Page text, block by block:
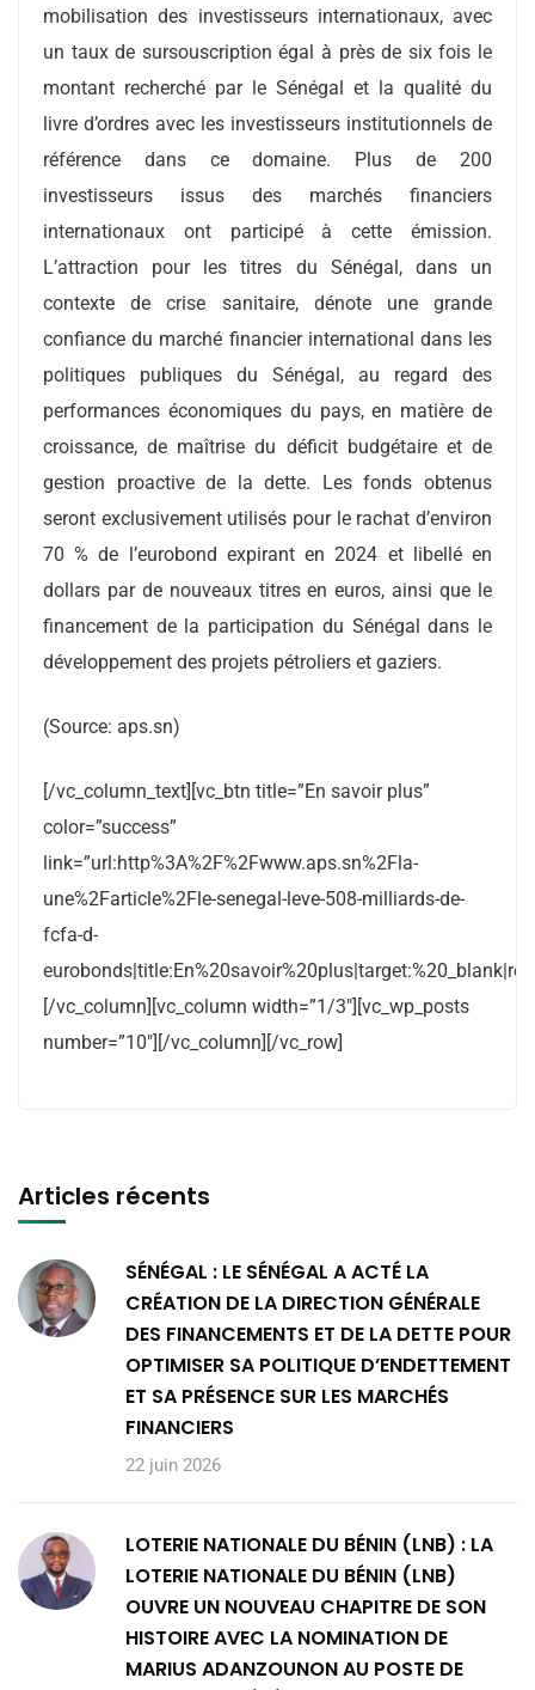
mobilisation des investisseurs internationaux, avec
un taux de sursouscription égal à près de six fois le
montant recherché par le Sénégal et la qualité du
livre d’ordres avec les investisseurs institutionnels de
référence dans ce domaine. Plus de 200
investisseurs issus des marchés financiers
internationaux ont participé à cette émission.
L’attraction pour les titres du Sénégal, dans un
contexte de crise sanitaire, dénote une grande
confiance du marché financier international dans les
politiques publiques du Sénégal, au regard des
performances économiques du pays, en matière de
croissance, de maîtrise du déficit budgétaire et de
gestion proactive de la dette. Les fonds obtenus
seront exclusivement utilisés pour le rachat d’environ
70 % de l’eurobond expirant en 2024 et libellé en
dollars par de nouveaux titres en euros, ainsi que le
financement de la participation du Sénégal dans le
développement des projets pétroliers et gaziers.
(Source: aps.sn)
[/vc_column_text][vc_btn title=”En savoir plus”
color=”success”
link=”url:http%3A%2F%2Fwww.aps.sn%2Fla-
une%2Farticle%2Fle-senegal-leve-508-milliards-de-
fcfa-d-
[/vc_column][vc_column width=”1/3″][vc_wp_posts
number=”10″][/vc_column][/vc_row]
Articles récents
SÉNÉGAL : LE SÉNÉGAL A ACTÉ LA
CRÉATION DE LA DIRECTION GÉNÉRALE
DES FINANCEMENTS ET DE LA DETTE POUR
OPTIMISER SA POLITIQUE D’ENDETTEMENT
ET SA PRÉSENCE SUR LES MARCHÉS
FINANCIERS
22 juin 2026
LOTERIE NATIONALE DU BÉNIN (LNB) : LA
LOTERIE NATIONALE DU BÉNIN (LNB)
OUVRE UN NOUVEAU CHAPITRE DE SON
HISTOIRE AVEC LA NOMINATION DE
MARIUS ADANZOUNON AU POSTE DE